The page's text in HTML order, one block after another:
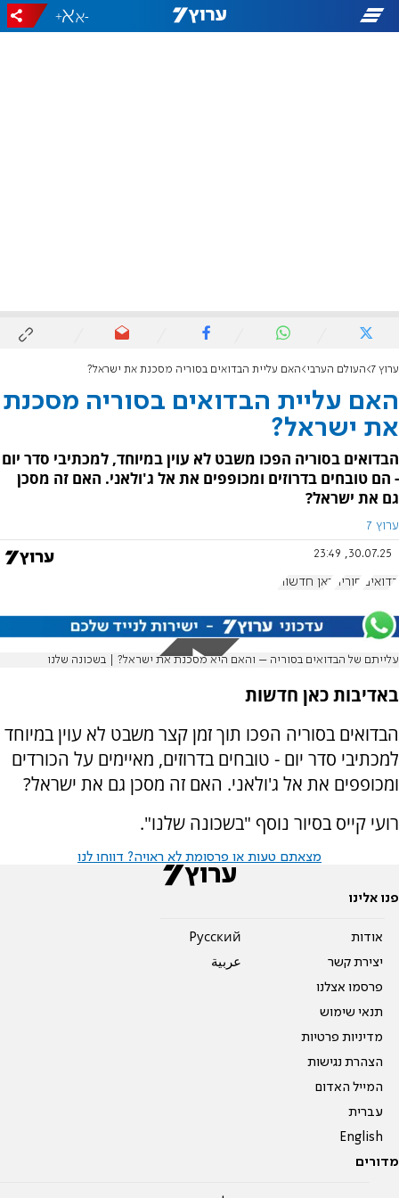
-
+
ערוץ 7 העולם הערבי האם עליית הבדואים בסוריה מסכנת את ישראל?
האם עליית הבדואים בסוריה מסכנת
את ישראל?
הבדואים בסוריה הפכו משבט לא עוין במיוחד, למכתיבי סדר יום
- הם טובחים בדרוזים ומכופפים את אל ג'ולאני. האם זה מסכן
גם את ישראל?
ערוץ 7
30.07.25, 23:49
בדואים סוריה כאן חדשות
עלייתם של הבדואים בסוריה – והאם היא מסכנת את ישראל? | בשכונה שלנו
באדיבות כאן חדשות
הבדואים בסוריה הפכו תוך זמן קצר משבט לא עוין במיוחד
למכתיבי סדר יום - טובחים בדרוזים, מאיימים על הכורדים
ומכופפים את אל ג'ולאני. האם זה מסכן גם את ישראל?
רועי קייס בסיור נוסף "בשכונה שלנו".
מצאתם טעות או פרסומת לא ראויה? דווחו לנו
פנו אלינו
אודות
יצירת קשר
פרסמו אצלנו
תנאי שימוש
מדיניות פרטיות
הצהרת נגישות
המייל האדום
עברית
English
Pусский
عربية
מדורים